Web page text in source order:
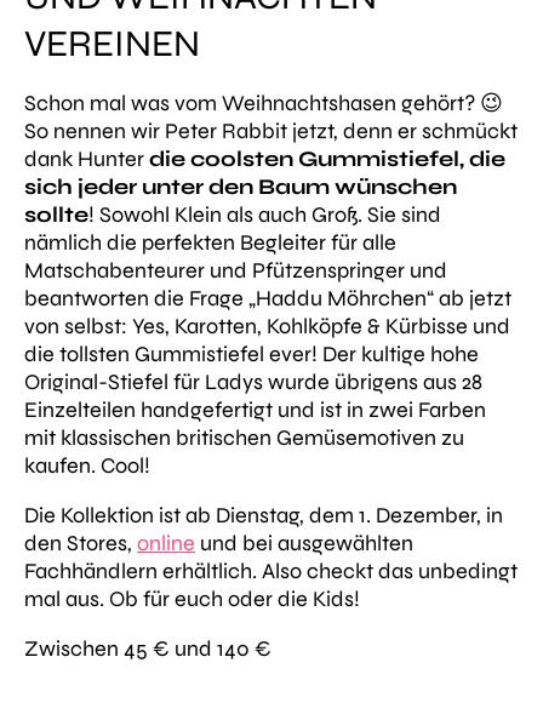
VEREINEN
Schon mal was vom Weihnachtshasen gehört? 😉
So nennen wir Peter Rabbit jetzt, denn er schmückt
dank Hunterdie coolsten Gummistiefel, die
sich jeder unter den Baum wünschen
sollte! Sowohl Klein als auch Groß. Sie sind
nämlich die perfekten Begleiter für alle
Matschabenteurer und Pfützenspringer und
beantworten die Frage „Haddu Möhrchen“ab jetzt
von selbst: Yes, Karotten, Kohlköpfe & Kürbisse und
die tollsten Gummistiefel ever! Der kultige hohe
Original-Stiefel für Ladys wurde übrigens aus 28
Einzelteilen handgefertigt und ist in zwei Farben
mit klassischen britischen Gemüsemotiven zu
kaufen. Cool!
Die Kollektion ist ab Dienstag, dem 1. Dezember, in
den Stores, online und bei ausgewählten
Fachhändlern erhältlich. Also checkt das unbedingt
mal aus. Ob für euch oder die Kids!
Zwischen 45 € und 140 €